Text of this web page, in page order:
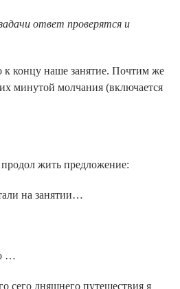
ответ проверятся и
концу наше занятие. Почтим же
минутой молчания (включается
жить предложение:
на занятии…
…
сего дняшнего путешествия я